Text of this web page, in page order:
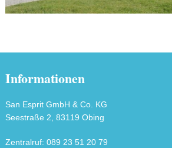
Informationen
San Esprit GmbH & Co. KG
Seestraße 2, 83119 Obing
Zentralruf: 089 23 51 20 79